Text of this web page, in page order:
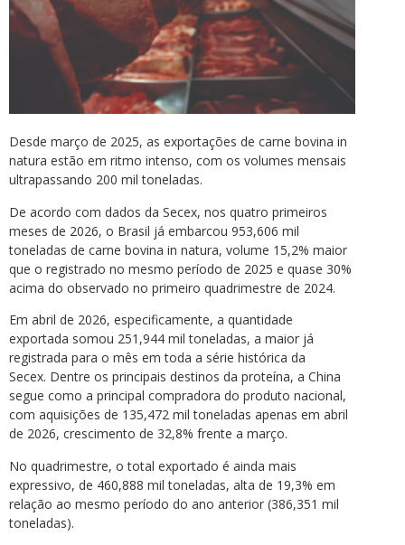
Desde março de 2025, as exportações de carne bovina in
natura estão em ritmo intenso, com os volumes mensais
ultrapassando 200 mil toneladas.
De acordo com dados da Secex, nos quatro primeiros
meses de 2026, o Brasil já embarcou 953,606 mil
toneladas de carne bovina in natura, volume 15,2% maior
que o registrado no mesmo período de 2025 e quase 30%
acima do observado no primeiro quadrimestre de 2024.
Em abril de 2026, especificamente, a quantidade
exportada somou 251,944 mil toneladas, a maior já
registrada para o mês em toda a série histórica da
Secex. Dentre os principais destinos da proteína, a China
segue como a principal compradora do produto nacional,
com aquisições de 135,472 mil toneladas apenas em abril
de 2026, crescimento de 32,8% frente a março.
No quadrimestre, o total exportado é ainda mais
expressivo, de 460,888 mil toneladas, alta de 19,3% em
relação ao mesmo período do ano anterior (386,351 mil
toneladas).